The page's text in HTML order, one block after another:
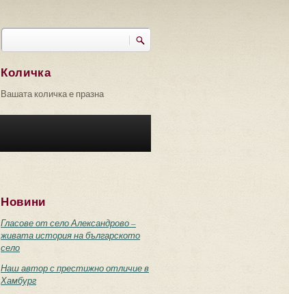
Търси
Количка
Вашата количка е празна
Новини
Гласове от село Александрово –
живата история на българското
село
Наш автор с престижно отличие в
Хамбург